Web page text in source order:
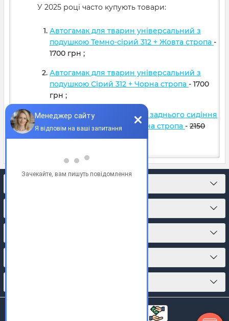
У 2025 році часто купують товари:
Автогамак для тварин універсальний з
подушкою Темно-сірий 312 + Жовта стропа -
1700 грн ;
Автогамак для тварин універсальний з
подушкою Сірий 312 + Чорна стропа - 1700
грн ;
Автогамак для тварин 2/3 заднього сидіння
Темно зелений 272 + Чорна стропа - 2150
грн2100грн;